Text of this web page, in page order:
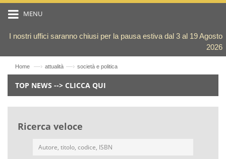
MENU
I nostri uffici saranno chiusi per la pausa estiva dal 3 al 19 Agosto
2026
Home —› attualità —› società e politica
TOP NEWS --> CLICCA QUI
Ricerca veloce